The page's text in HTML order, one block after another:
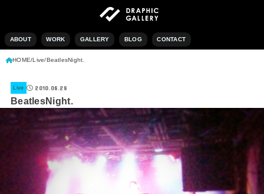
ABOUT WORK GALLERY BLOG CONTACT
HOME Live BeatlesNight.
Live 2010.08.28
BeatlesNight.